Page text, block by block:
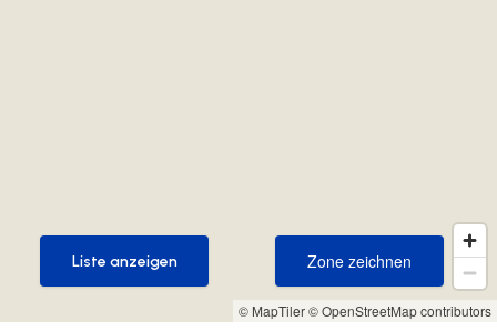
© MapTiler© OpenStreetMap contributors
Zone zeichnen
Zone zeichnen
Liste anzeigen
Liste anzeigen